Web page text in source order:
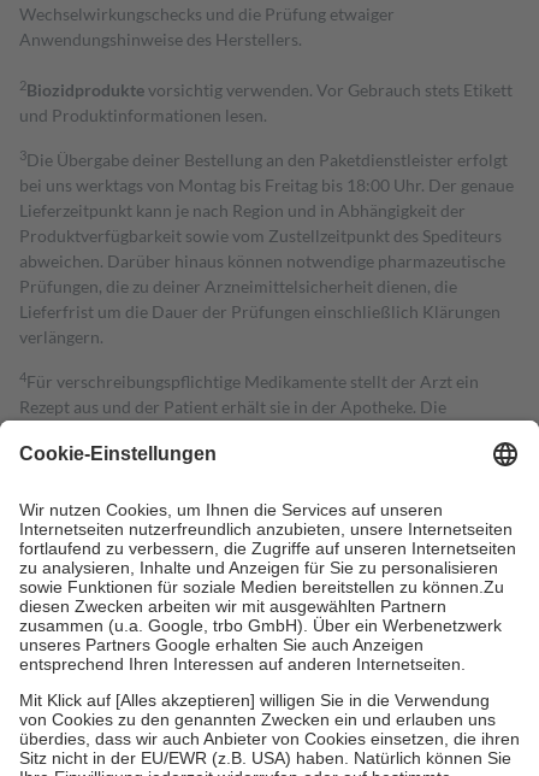
Wechselwirkungschecks und die Prüfung etwaiger
Anwendungshinweise des Herstellers.
2Biozidproduktevorsichtig verwenden. Vor Gebrauch stets Etikett
und Produktinformationen lesen.
3Die Übergabe deiner Bestellung an den Paketdienstleister erfolgt
bei uns werktags von Montag bis Freitag bis 18:00 Uhr. Der genaue
Lieferzeitpunkt kann je nach Region und in Abhängigkeit der
Produktverfügbarkeit sowie vom Zustellzeitpunkt des Spediteurs
abweichen. Darüber hinaus können notwendige pharmazeutische
Prüfungen, die zu deiner Arzneimittelsicherheit dienen, die
Lieferfrist um die Dauer der Prüfungen einschließlich Klärungen
verlängern.
4Für verschreibungspflichtige Medikamente stellt der Arzt ein
Rezept aus und der Patient erhält sie in der Apotheke. Die
Kosten dafür, der Versicherte trägt einen Teil davon als Zuzahlung
Grundsätzlich leisten Mitglieder Zuzahlungen in Höhe von zehn
Prozent des Abgabepreises,mindestensjedochfünf Euround
höchstens zehn Euro.Es sind jedoch nie mehr als die tatsächlichen
Kosten der Leistung zu entrichten.
Diese Regeln gelten grundsätzlich auch für Online-Apotheken.
Bei Heilmitteln und häuslicher Krankenpflege beträgt die
Zuzahlung zehn Prozent der Kosten sowie zehn Euro je
Um das Engagement der Versicherten für ihre eigene Gesundheit zu
stärken und die besondere Stellung der Familie zu unterstützen,
fallenkeine Zuzahlungen an bei: